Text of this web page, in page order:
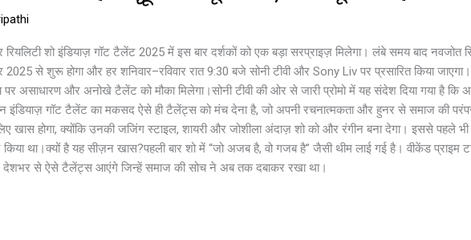
शो इंडियाज़ गॉट टैलेंट 2025 में इस बार दर्शकों को एक बड़ा सरप्राइज़ मिलेगा। लंबे समय बाद नवजोत
से शुरू होगा और हर शनिवार–रविवार रात 9:30 बजे सोनी टीवी और Sony Liv पर प्रसारित किया
असाधारण और अनोखे टैलेंट को मौका मिलेगा।सोनी टीवी की ओर से जारी प्रोमो में यह संदेश दिया गया है कि
गॉट टैलेंट का मकसद ऐसे ही टैलेंट्स को मंच देना है, जो अपनी रचनात्मकता और हुनर से समाज की
खास होगा, क्योंकि उनकी जजिंग स्टाइल, शायरी और जोशीला अंदाज़ शो को और रंगीन बना देगा। इससे पहले
था।क्यों है यह सीज़न खास?पहली बार शो में “जो अजब है, वो गजब है” जैसी थीम लाई गई है। वीकेंड प्राइम
देशभर से ऐसे टैलेंट्स आएंगे जिन्हें समाज की सोच ने अब तक दबाकर रखा था।